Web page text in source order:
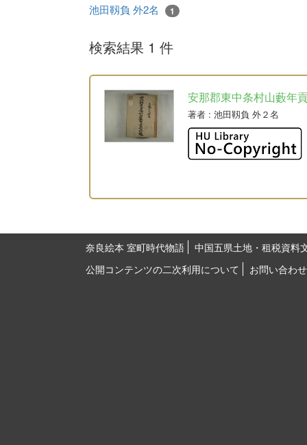
池田靱負 外2名 1
検索結果 1 件
安那郡東中条村山藪年
著者 : 池田靱負 外２名
奈良絵本 室町時代物語
中国五県土地・租税資料
公開コンテンツの二次利用について
お問い合わせ